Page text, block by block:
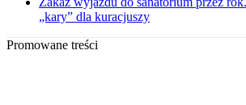
„kary” dla kuracjuszy
Promowane treści